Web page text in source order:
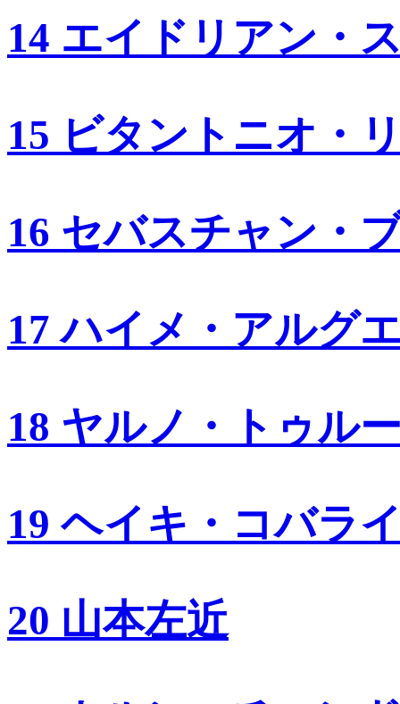
14 エイドリアン・
15 ビタントニオ・
16 セバスチャン・
17 ハイメ・アルグ
18 ヤルノ・トゥル
19 ヘイキ・コバラ
20 山本左近